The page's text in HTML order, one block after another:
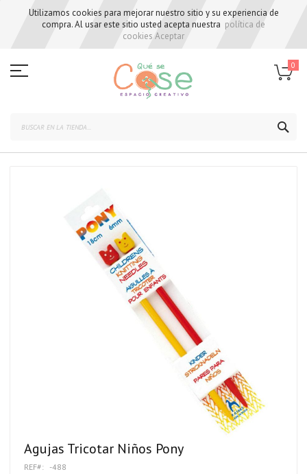
Utilizamos cookies para mejorar nuestro sitio y su experiencia de
compra. Al usar este sitio usted acepta nuestra política de
cookies Aceptar
to
Content
0
Agujas Tricotar Niños Pony
REF
-488